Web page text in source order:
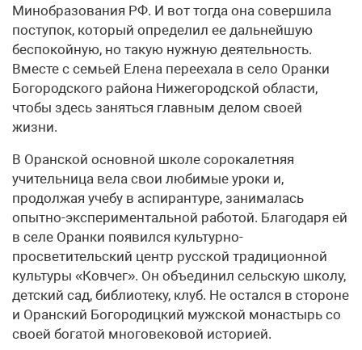
Минобразования РФ. И вот тогда она совершила
поступок, который определил ее дальнейшую
беспокойную, но такую нужную деятельность.
Вместе с семьей Елена переехала в село Оранки
Богородского района Нижегородской области,
чтобы здесь заняться главным делом своей
жизни.
В Оранской основной школе сорокалетняя
учительница вела свои любимые уроки и,
продолжая учебу в аспирантуре, занималась
опытно-экспериментальной работой. Благодаря ей
в селе Оранки появился культурно-
просветительский центр русской традиционной
культуры «Ковчег». Он объединил сельскую школу,
детский сад, библиотеку, клуб. Не остался в стороне
и Оранский Богородицкий мужской монастырь со
своей богатой многовековой историей.